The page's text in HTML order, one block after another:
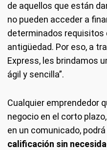
de aquellos que están
no pueden acceder a
determinados requisitos
antigüedad. Por eso, a
Express, les brindamos
ágil y sencilla”.
Cualquier emprendedor
negocio en el corto
en un comunicado,
calificación sin